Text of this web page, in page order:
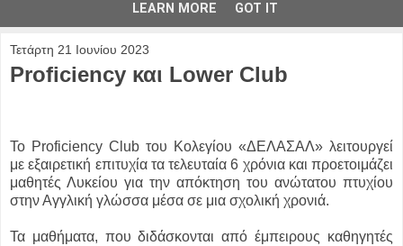
Τετάρτη 21 Ιουνίου 2023
Proficiency και Lower Club
Το Proficiency Club του Κολεγίου «ΔΕΛΑΣΑΛ» λειτουργεί
με εξαιρετική επιτυχία τα τελευταία 6 χρόνια και προετοιμάζει
μαθητές Λυκείου για την απόκτηση του ανώτατου πτυχίου
στην Αγγλική γλώσσα μέσα σε μια σχολική χρονιά.
Τα μαθήματα, που διδάσκονται από έμπειρους καθηγητές
LEARN MORE GOT IT